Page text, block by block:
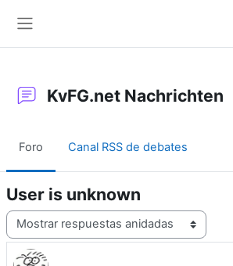
KvFG.net Nachrichten
Foro Canal RSS de debates
User is unknown
Mostrar modo